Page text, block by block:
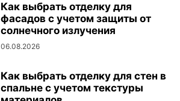
Как выбрать отделку для
фасадов с учетом защиты от
солнечного излучения
06.08.2026
Как выбрать отделку для стен в
спальне с учетом текстуры